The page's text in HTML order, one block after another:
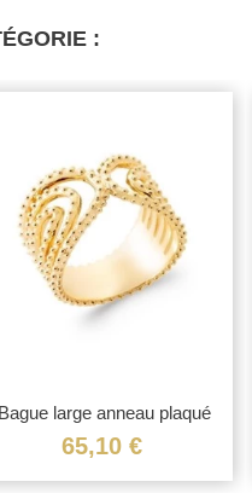
:
Bague large anneau plaqué
or...
65,10 €